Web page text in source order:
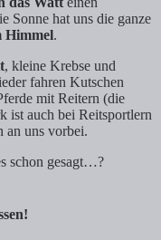
Sonne hat uns die ganze
Himmel.
, kleine Krebse und
fahren Kutschen
mit Reitern (die
ist auch bei Reitsportlern
an uns vorbei.
schon gesagt…?